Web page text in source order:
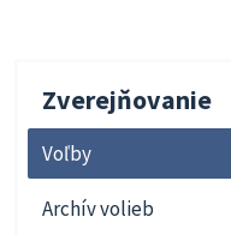
Zverejňovanie
Voľby
Archív volieb